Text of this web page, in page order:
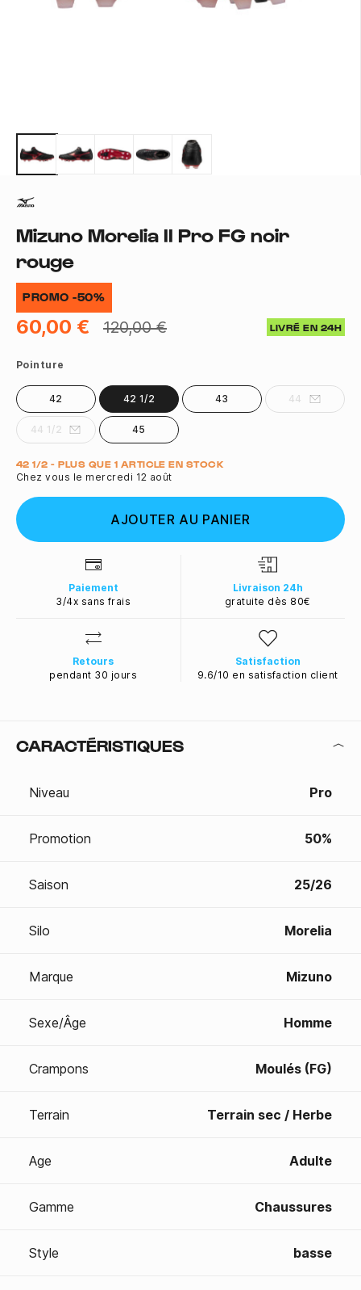
Mizuno Morelia II Pro FG noir
rouge
PROMO -50%
60,00 € 120,00 € LIVRÉ EN 24H
Pointure
42 42 1/2 43 44
44 1/2 45
Quantité
42 1/2 - PLUS QUE 1 ARTICLE EN STOCK
Chez vous le mercredi 12 août
AJOUTER AU PANIER
Paiement
3/4x sans frais
Livraison 24h
gratuite dès 80€
Retours
pendant 30 jours
Satisfaction
9.6/10 en satisfaction client
CARACTÉRISTIQUES
Niveau Pro
Promotion 50%
Saison 25/26
Silo Morelia
Marque Mizuno
Sexe/Âge Homme
Crampons Moulés (FG)
Terrain Terrain sec / Herbe
Age Adulte
Gamme Chaussures
Style basse